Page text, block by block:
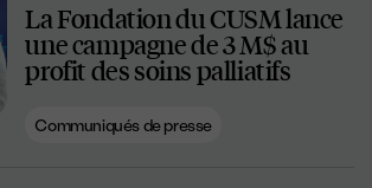
La Fondation du CUSM lance
une campagne de 3 M$ au
profit des soins palliatifs
Communiqués de presse